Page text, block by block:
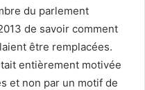
du parlement
de savoir comment
être remplacées.
entièrement motivée
et non par un motif de